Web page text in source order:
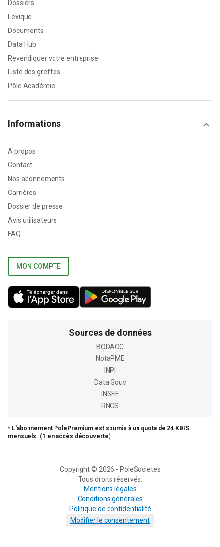
Dossiers
Lexique
Documents
Data Hub
Revendiquer votre entreprise
Liste des greffes
Pôle Académie
Informations
A propos
Contact
Nos abonnements
Carrières
Dossier de presse
Avis utilisateurs
FAQ
MON COMPTE
Sources de données
BODACC
NotaPME
INPI
Data Gouv
INSEE
RNCS
* L'abonnement PolePremium est soumis à un quota de 24 KBIS
mensuels. (1 en accès découverte)
Copyright © 2026 - PoleSocietes
Tous droits réservés.
Mentions légales
Conditions générales
Politique de confidentialité
Modifier le consentement